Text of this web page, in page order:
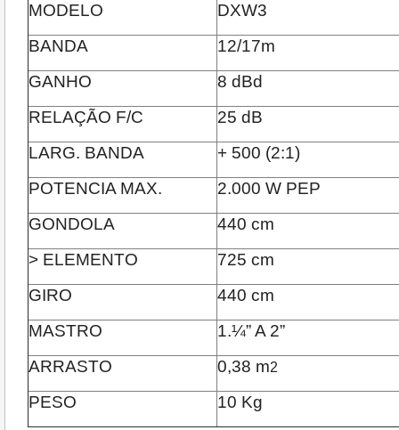
MODELO
DXW3
BANDA
12/17m
GANHO
8 dBd
RELAÇÃO F/C
25 dB
LARG. BANDA
+ 500 (2:1)
POTENCIA MAX.
2.000 W PEP
GONDOLA
440 cm
> ELEMENTO
725 cm
GIRO
440 cm
MASTRO
1.¼” A 2”
ARRASTO
0,38 m2
PESO 10 Kg